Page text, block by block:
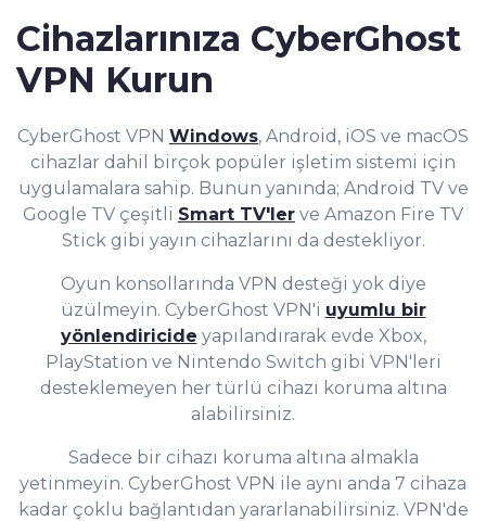
Cihazlarınıza CyberGhost
VPN Kurun
CyberGhost VPN Windows, Android, iOS ve macOS
cihazlar dahil birçok popüler işletim sistemi için
uygulamalara sahip. Bunun yanında; Android TV ve
Google TV çeşitli Smart TV'ler ve Amazon Fire TV
Stick gibi yayın cihazlarını da destekliyor.
Oyun konsollarında VPN desteği yok diye
üzülmeyin. CyberGhost VPN'i uyumlu bir
yönlendiricide yapılandırarak evde Xbox,
PlayStation ve Nintendo Switch gibi VPN'leri
desteklemeyen her türlü cihazı koruma altına
alabilirsiniz.
Sadece bir cihazı koruma altına almakla
yetinmeyin. CyberGhost VPN ile aynı anda 7 cihaza
kadar çoklu bağlantıdan yararlanabilirsiniz. VPN'de